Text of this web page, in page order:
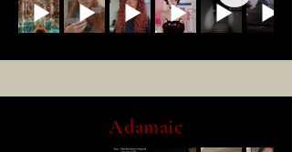
Adamaic